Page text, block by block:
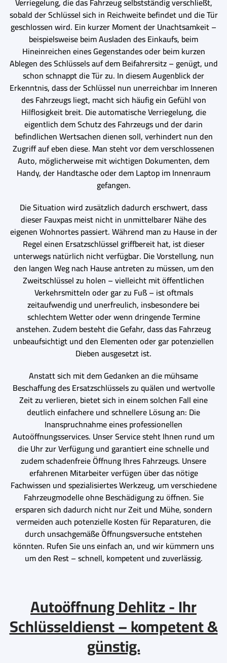
sobald der Schlüssel sich in Reichweite befindet und die Tür
geschlossen wird. Ein kurzer Moment der Unachtsamkeit –
beispielsweise beim Ausladen des Einkaufs, beim
Hineinreichen eines Gegenstandes oder beim kurzen
Ablegen des Schlüssels auf dem Beifahrersitz – genügt, und
schon schnappt die Tür zu. In diesem Augenblick der
Erkenntnis, dass der Schlüssel nun unerreichbar im Inneren
des Fahrzeugs liegt, macht sich häufig ein Gefühl von
Hilflosigkeit breit. Die automatische Verriegelung, die
eigentlich dem Schutz des Fahrzeugs und der darin
befindlichen Wertsachen dienen soll, verhindert nun den
Zugriff auf eben diese. Man steht vor dem verschlossenen
Auto, möglicherweise mit wichtigen Dokumenten, dem
Handy, der Handtasche oder dem Laptop im Innenraum
gefangen.
Die Situation wird zusätzlich dadurch erschwert, dass
dieser Fauxpas meist nicht in unmittelbarer Nähe des
eigenen Wohnortes passiert. Während man zu Hause in der
Regel einen Ersatzschlüssel griffbereit hat, ist dieser
unterwegs natürlich nicht verfügbar. Die Vorstellung, nun
den langen Weg nach Hause antreten zu müssen, um den
Zweitschlüssel zu holen – vielleicht mit öffentlichen
Verkehrsmitteln oder gar zu Fuß – ist oftmals
zeitaufwendig und unerfreulich, insbesondere bei
schlechtem Wetter oder wenn dringende Termine
anstehen. Zudem besteht die Gefahr, dass das Fahrzeug
unbeaufsichtigt und den Elementen oder gar potenziellen
Dieben ausgesetzt ist.
Anstatt sich mit dem Gedanken an die mühsame
Beschaffung des Ersatzschlüssels zu quälen und wertvolle
Zeit zu verlieren, bietet sich in einem solchen Fall eine
deutlich einfachere und schnellere Lösung an: Die
Inanspruchnahme eines professionellen
Autoöffnungsservices. Unser Service steht Ihnen rund um
die Uhr zur Verfügung und garantiert eine schnelle und
zudem schadenfreie Öffnung Ihres Fahrzeugs. Unsere
erfahrenen Mitarbeiter verfügen über das nötige
Fachwissen und spezialisiertes Werkzeug, um verschiedene
Fahrzeugmodelle ohne Beschädigung zu öffnen. Sie
ersparen sich dadurch nicht nur Zeit und Mühe, sondern
vermeiden auch potenzielle Kosten für Reparaturen, die
durch unsachgemäße Öffnungsversuche entstehen
könnten. Rufen Sie uns einfach an, und wir kümmern uns
um den Rest – schnell, kompetent und zuverlässig.
Autoöffnung Dehlitz - Ihr
Schlüsseldienst – kompetent &
günstig.